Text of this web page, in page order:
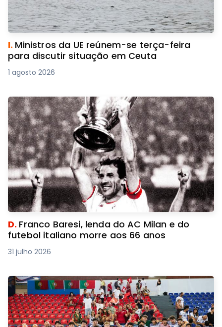
I. Ministros da UE reúnem-se terça-feira
para discutir situação em Ceuta
1 agosto 2026
D. Franco Baresi, lenda do AC Milan e do
futebol italiano morre aos 66 anos
31 julho 2026